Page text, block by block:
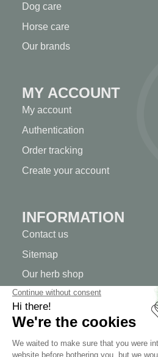
Dog care
Horse care
Our brands
MY ACCOUNT
My account
Authentication
Order tracking
Create your account
INFORMATION
Contact us
Sitemap
Our herb shop
Delivery
Secure payment